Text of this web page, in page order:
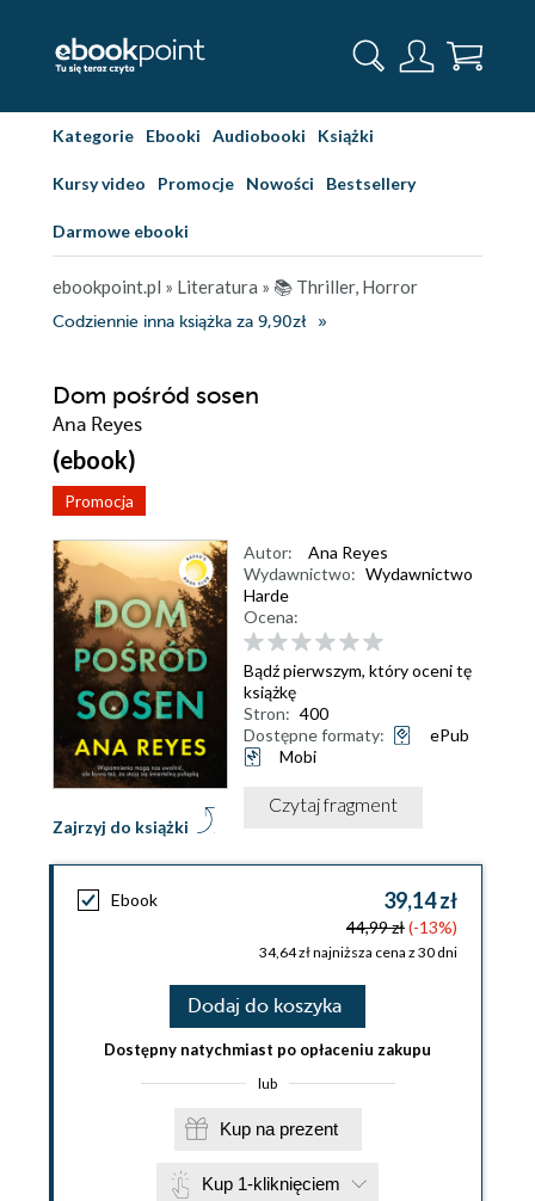
Kategorie Ebooki Audiobooki Książki
Kursy video Promocje Nowości Bestsellery
Darmowe ebooki
ebookpoint.pl » Literatura » 📚 Thriller, Horror
Codziennie inna książka za 9,90zł
Dom pośród sosen
Ana Reyes
(ebook)
Promocja
Zajrzyj do książki
Autor:
Ana Reyes
Wydawnictwo: Wydawnictwo
Harde
Ocena:
Bądź pierwszym, który oceni tę
książkę
Stron: 400
Dostępne formaty:
ePub
Mobi
Czytaj fragment
Ebook 39,14 zł
44,99 zł(-13%)
34,64 zł najniższa cena z 30 dni
Dodaj do koszyka
Dostępny natychmiast po opłaceniu zakupu
lub
Kup na prezent
Kup 1-kliknięciem